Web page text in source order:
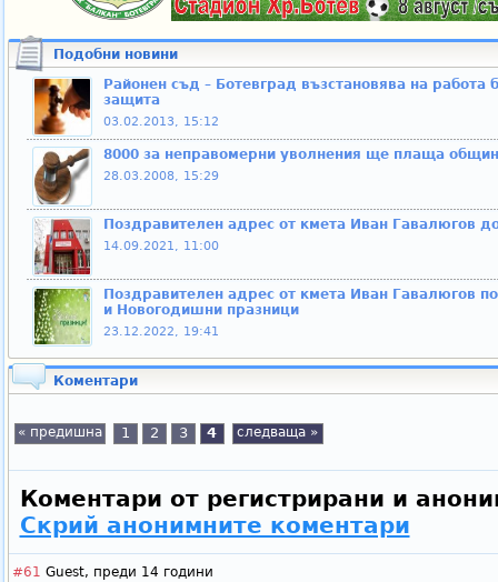
Подобни новини
Районен съд – Ботевград възстановява на
защита
03.02.2013, 15:12
8000 за неправомерни уволнения ще плаща
28.03.2008, 15:29
Поздравителен адрес от кмета Иван Гавалюгов
14.09.2021, 11:00
Поздравителен адрес от кмета Иван Гавалюгов
и Новогодишни празници
23.12.2022, 19:41
Коментари
« предишна 1 2 3 4 следваща »
Коментари от регистрирани и
Скрий анонимните коментари
#61 Guest, преди 14 години